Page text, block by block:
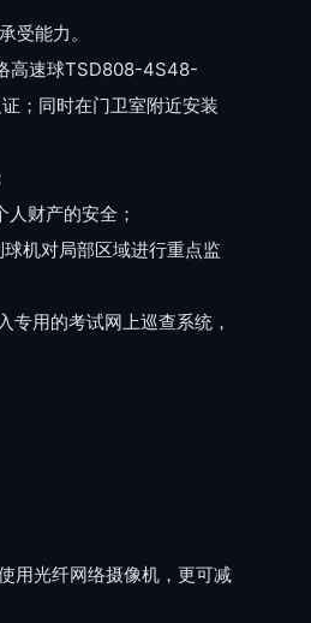
受能力。
高速球TSD808-4S48-
；同时在门卫室附近安装
财产的安全；
机对局部区域进行重点监
用的考试网上巡查系统，
用光纤网络摄像机，更可减